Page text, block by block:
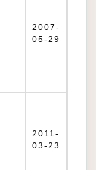
2007-
05-29
2011-
03-23